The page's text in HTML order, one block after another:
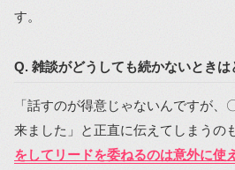
す。
Q. 雑談がどうしても続かないときは
「話すのが得意じゃないんですが、
来ました」と正直に伝えてしまうの
をしてリードを委ねるのは意外に使